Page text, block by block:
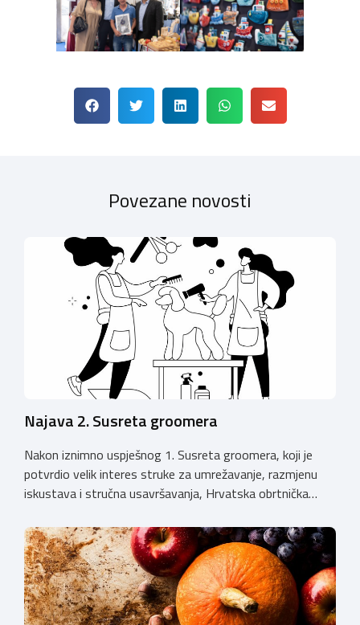
Povezane novosti
Najava 2. Susreta groomera
Nakon iznimno uspješnog 1. Susreta groomera, koji je
potvrdio velik interes struke za umrežavanje, razmjenu
iskustava i stručna usavršavanja, Hrvatska obrtnička
održati 12. rujna u Kongresnom centru na Zagrebačkom
velesajmu. Susret će i ove godine okupiti groomere,
stručnjake i zaljubljenike u njegu pasa iz cijele Hrvatske,
[…]